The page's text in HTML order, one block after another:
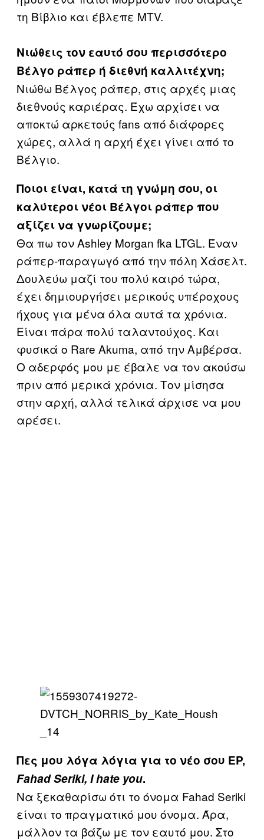
τη Βίβλιο και έβλεπε MTV.
Νιώθεις τον εαυτό σου περισσότερο
Βέλγο ράπερ ή διεθνή καλλιτέχνη;
Νιώθω Βέλγος ράπερ, στις αρχές μιας
διεθνούς καριέρας. Έχω αρχίσει να
αποκτώ αρκετούς fans από διάφορες
χώρες, αλλά η αρχή έχει γίνει από το
Βέλγιο.
Ποιοι είναι, κατά τη γνώμη σου, οι
καλύτεροι νέοι Βέλγοι ράπερ που
αξίζει να γνωρίζουμε;
Θα πω τον Ashley Morgan fka LTGL. Έναν
ράπερ-παραγωγό από την πόλη Χάσελτ.
Δουλεύω μαζί του πολύ καιρό τώρα,
έχει δημιουργήσει μερικούς υπέροχους
ήχους για μένα όλα αυτά τα χρόνια.
Είναι πάρα πολύ ταλαντούχος. Και
φυσικά ο Rare Akuma, από την Αμβέρσα.
Ο αδερφός μου με έβαλε να τον ακούσω
πριν από μερικά χρόνια. Τον μίσησα
στην αρχή, αλλά τελικά άρχισε να μου
αρέσει.
Πες μου λόγα λόγια για το νέο σου EP,
Fahad Seriki, I hate you.
Να ξεκαθαρίσω ότι το όνομα Fahad Seriki
είναι το πραγματικό μου όνομα. Άρα,
μάλλον τα βάζω με τον εαυτό μου. Στο